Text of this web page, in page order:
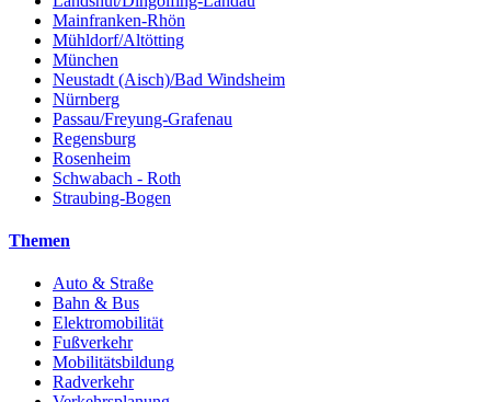
Mainfranken-Rhön
Mühldorf/Altötting
München
Neustadt (Aisch)/Bad Windsheim
Nürnberg
Passau/Freyung-Grafenau
Regensburg
Rosenheim
Schwabach - Roth
Straubing-Bogen
Themen
Auto & Straße
Bahn & Bus
Elektromobilität
Fußverkehr
Mobilitätsbildung
Radverkehr